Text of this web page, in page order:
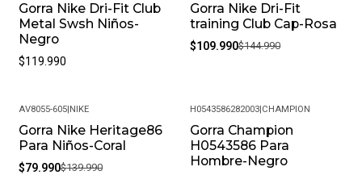
Gorra Nike Dri-Fit Club
Metal Swsh Niños-
Negro
$119.990
-24%
Gorra Nike Dri-Fit
training Club Cap-Rosa
$109.990$144.990
-43%
AV8055-605| NIKE
Gorra Nike Heritage86
Para Niños-Coral
$79.990$139.990
-45%
H0543586282003 CHAMPION
Gorra Champion
H0543586 Para
Hombre-Negro